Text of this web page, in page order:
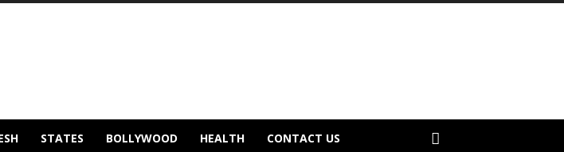
STATES BOLLYWOOD HEALTH CONTACT US